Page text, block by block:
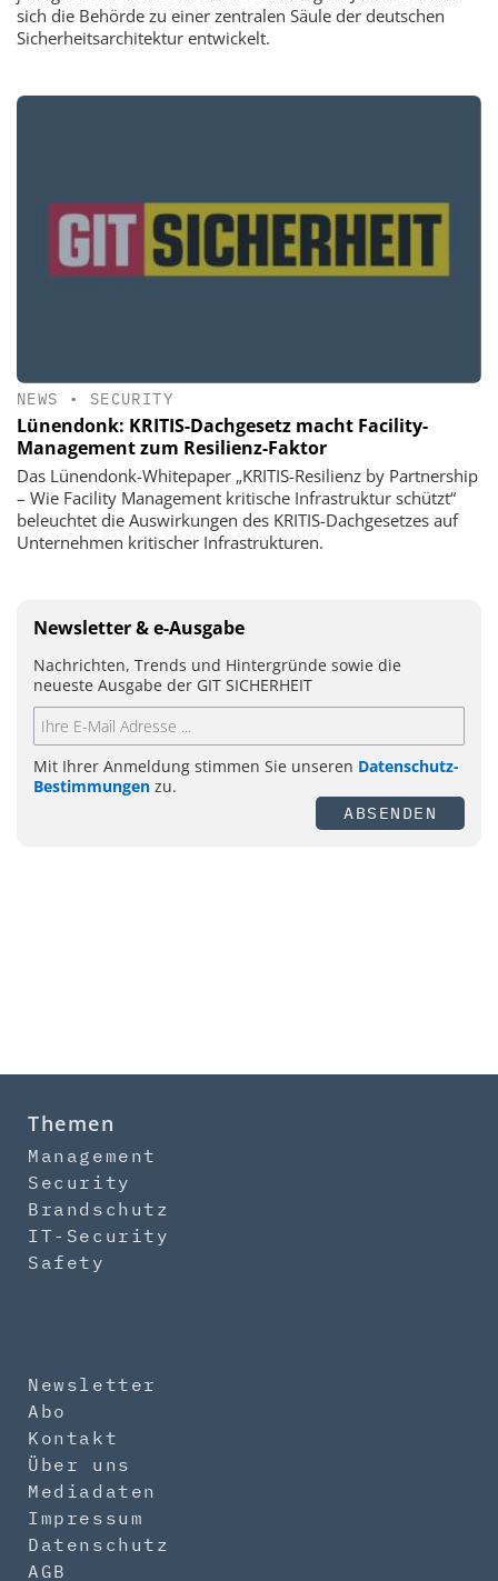
sich die Behörde zu einer zentralen Säule der deutschen
Sicherheitsarchitektur entwickelt.
NEWS • SECURITY
Lünendonk: KRITIS-Dachgesetz macht Facility-
Management zum Resilienz-Faktor
Das Lünendonk-Whitepaper „KRITIS-Resilienz by Partnership
– Wie Facility Management kritische Infrastruktur schützt“
beleuchtet die Auswirkungen des KRITIS-Dachgesetzes auf
Unternehmen kritischer Infrastrukturen.
Newsletter & e-Ausgabe
Nachrichten, Trends und Hintergründe sowie die
neueste Ausgabe der GIT SICHERHEIT
Mit Ihrer Anmeldung stimmen Sie unseren Datenschutz-
Bestimmungen zu.
ABSENDEN
Themen
Management
Security
Brandschutz
IT-Security
Safety
Newsletter
Abo
Kontakt
Über uns
Mediadaten
Impressum
Datenschutz
AGB